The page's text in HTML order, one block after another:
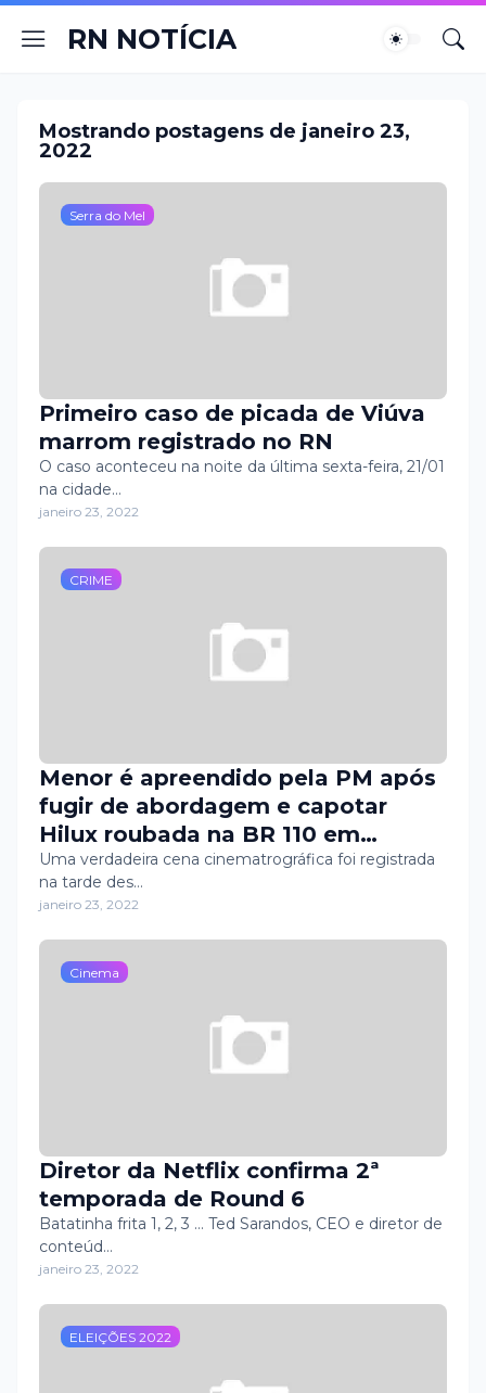
RN NOTÍCIA
Mostrando postagens de janeiro 23,
2022
Serra do Mel
Primeiro caso de picada de Viúva
marrom registrado no RN
O caso aconteceu na noite da última sexta-feira, 21/01
na cidade…
janeiro 23, 2022
CRIME
Menor é apreendido pela PM após
fugir de abordagem e capotar
Hilux roubada na BR 110 em
Mossoró
Uma verdadeira cena cinematrográfica foi registrada
na tarde des…
janeiro 23, 2022
Cinema
Diretor da Netflix confirma 2ª
temporada de Round 6
Batatinha frita 1, 2, 3 … Ted Sarandos, CEO e diretor de
conteúd…
janeiro 23, 2022
ELEIÇÕES 2022